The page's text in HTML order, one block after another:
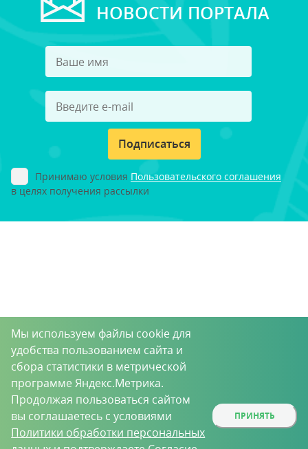
НОВОСТИ ПОРТАЛА
Подписаться
Принимаю условия Пользовательского соглашения
в целях получения рассылки
Мы используем файлы cookie для
удобства пользованием сайта и
сбора статистики в метрической
программе Яндекс.Метрика.
Продолжая пользоваться сайтом
вы соглашаетесь с условиями
Политики обработки персональных
ПРИНЯТЬ